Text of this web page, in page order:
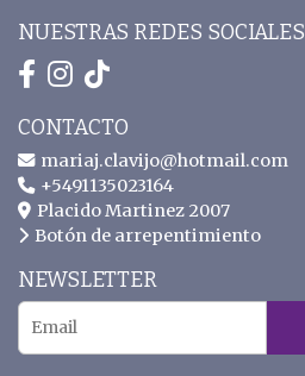
NUESTRAS REDES SOCIALES
CONTACTO
mariaj.clavijo@hotmail.com
+5491135023164
Placido Martinez 2007
Botón de arrepentimiento
NEWSLETTER